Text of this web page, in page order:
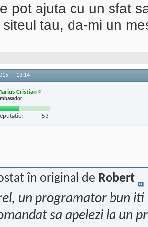
pot ajuta cu un sfat
tau, da-mi un
13:14
Cristian
53
în original de Robert
un programator bun
sa apelezi la un